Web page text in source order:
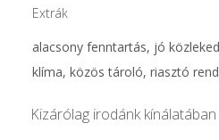
Extrák
alacsony fenntartás, jó
klíma, közös tároló, riasztó
Kizárólag irodánk kínálatában